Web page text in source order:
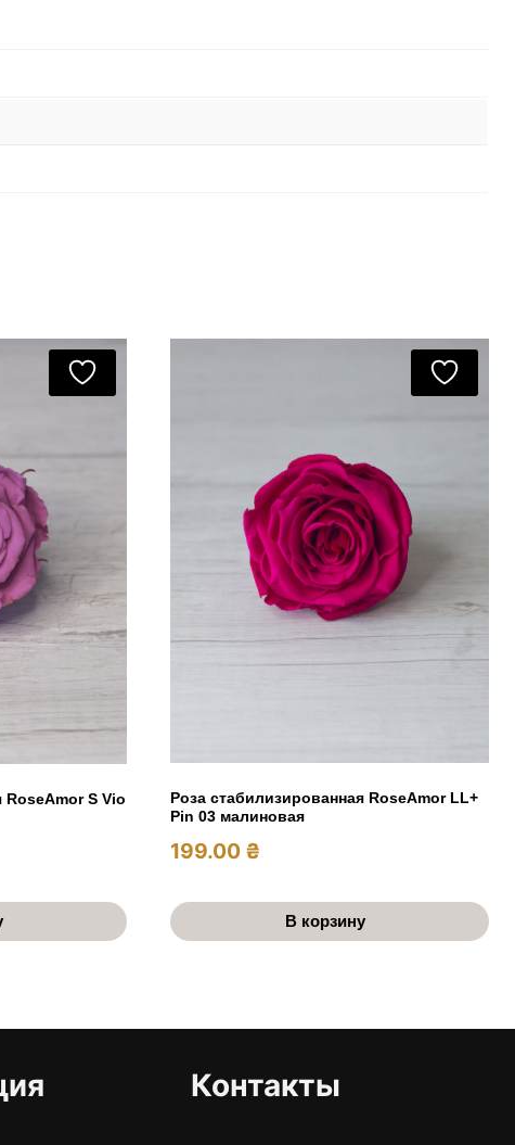
RoseAmor S Vio
Роза стабилизированная RoseAmor LL+
Pin 03 малиновая
199.00 ₴
В корзину
Контакты